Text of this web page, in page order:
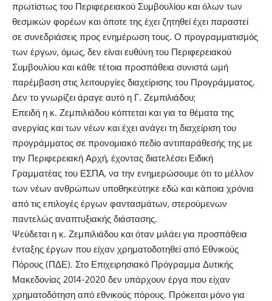
πρωτίστως του Περιφερειακού Συμβουλίου και όλων των
θεσμικών φορέων και όποτε της έχει ζητηθεί έχει παραστεί
σε συνεδριάσεις προς ενημέρωση τους. Ο προγραμματισμός
των έργων, όμως, δεν είναι ευθύνη του Περιφερειακού
Συμβουλίου και κάθε τέτοια προσπάθεια συνιστά ωμή
παρέμβαση στις λειτουργίες διαχείρισης του Προγράμματος.
Δεν το γνωρίζει άραγε αυτό η Γ. Ζεμπιλιάδου;
Επειδή η κ. Ζεμπιλιάδου κόπτεται και για τα θέματα της
ανεργίας και των νέων και έχει ανάγει τη διαχείριση του
προγράμματος σε προνομιακό πεδίο αντιπαράθεσής της με
την Περιφερειακή Αρχή, έχοντας διατελέσει Ειδική
Γραμματέας του ΕΣΠΑ, να την ενημερώσουμε ότι το μέλλον
των νέων ανθρώπων υποθηκεύτηκε εδώ και κάποια χρόνια
από τις επιλογές έργων φαντασμάτων, στερούμενων
παντελώς αναπτυξιακής διάστασης.
Ψεύδεται η κ. Ζεμπιλιάδου και όταν μιλάει για προσπάθεια
ένταξης έργων που είχαν χρηματοδοτηθεί από Εθνικούς
Πόρους (ΠΔΕ). Στο Επιχειρησιακό Πρόγραμμα Δυτικής
Μακεδονίας 2014-2020 δεν υπάρχουν έργα που είχαν
χρηματοδότηση από εθνικούς πόρους. Πρόκειται μόνο για